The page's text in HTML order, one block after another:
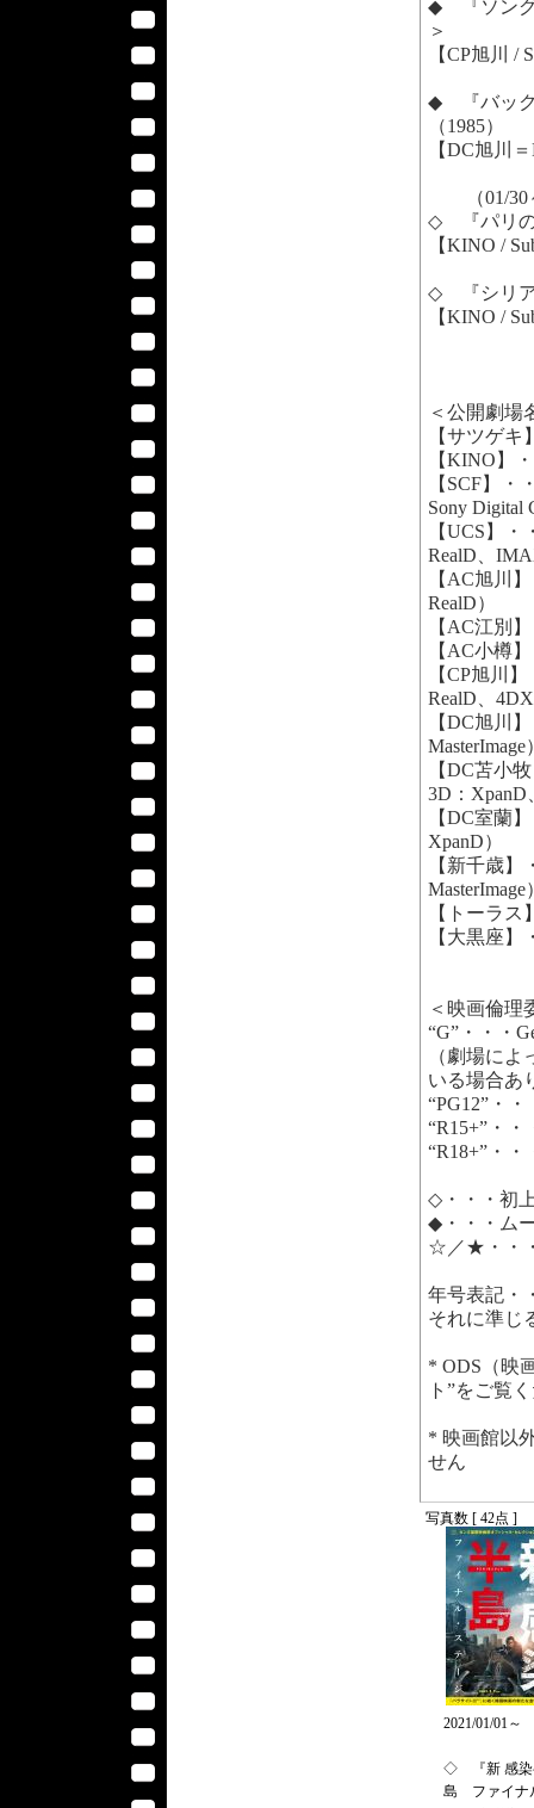
◆ 『ソング
＞
【CP旭川 /
◆ 『バック
（1985）
【DC旭川
（01/30
◇ 『パリの
【KINO /
◇ 『シリア
【KINO /
＜公開劇場
【サツゲキ
【KINO】
【SCF】・
Sony Digital
【UCS】
RealD、
【AC旭川
RealD）
【AC江別
【AC小樽
【CP旭川
RealD、
【DC旭川
MasterImage
【DC苫小
3D：XpanD
【DC室蘭
XpanD）
【新千歳】
MasterImage
【トーラ
【大黒座】
＜映画倫理
“G”・・・
（劇場に
いる場合あ
“PG12”・
“R15+”・
“R18+”・
◇・・・初
◆・・・ム
☆／★・・
年号表記・
それに準じ
* ODS（映
ト”をご覧
* 映画館以
せん
写真数 [ 42点 ]
2021/01/01～
◇ 『新 感染
島 ファイナ